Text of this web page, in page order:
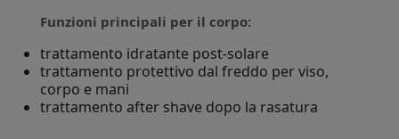
Funzioni principali per il corpo:
trattamento idratante post-solare
trattamento protettivo dal freddo per viso,
corpo e mani
trattamento after shave dopo la rasatura